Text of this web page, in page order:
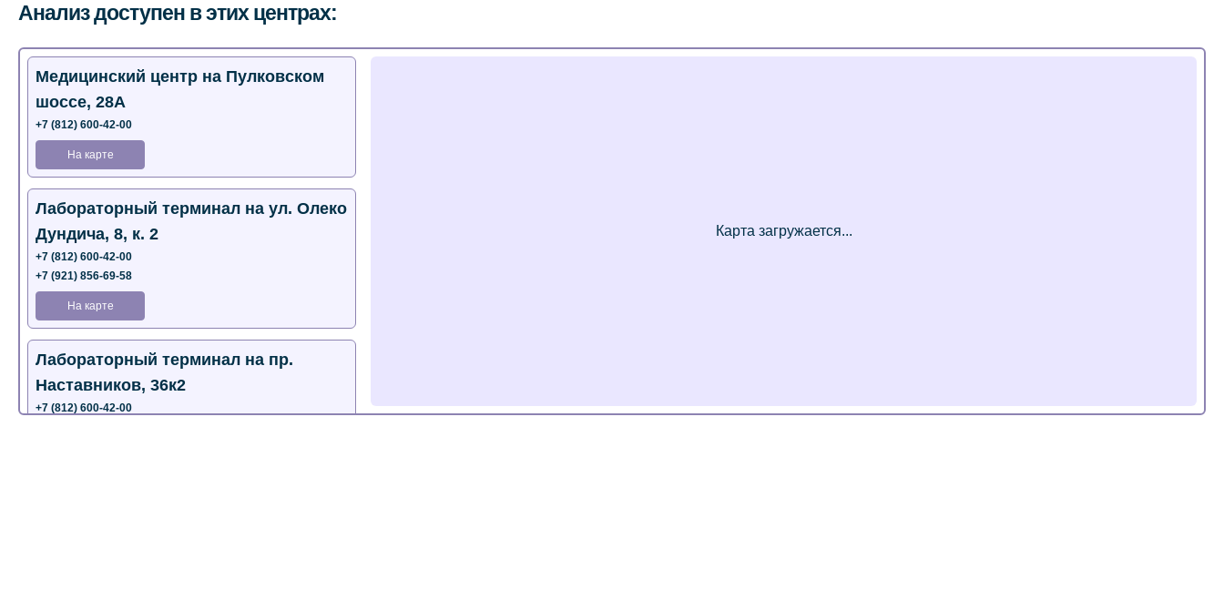
Анализ доступен в этих центрах:
Медицинский центр на Пулковском
шоссе, 28А
+7 (812) 600-42-00
На карте
Лабораторный терминал на ул. Олеко
Дундича, 8, к. 2
+7 (812) 600-42-00
+7 (921) 856-69-58
На карте
Лабораторный терминал на пр.
Наставников, 36к2
+7 (812) 600-42-00